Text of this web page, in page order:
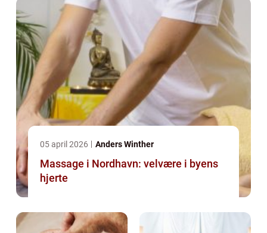
05 april 2026 Anders Winther
Massage i Nordhavn: velvære i byens
hjerte